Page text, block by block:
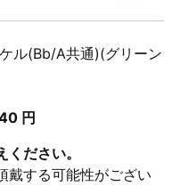
ル(Bb/A共通)(グリーン
円
ださい。
戴する可能性がござい